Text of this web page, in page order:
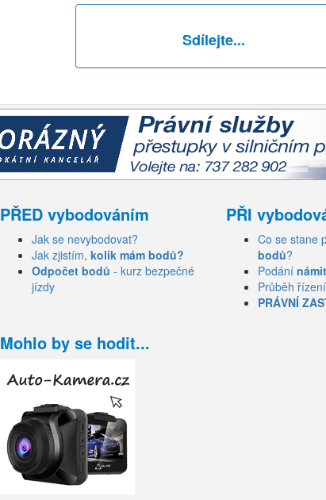
Sdílejte...
PŘED vybodováním
Jak se nevybodovat?
Jak zjistím, kolik mám bodů?
Odpočet bodů - kurz bezpečné
jízdy
PŘI
Co se stane
bodů?
Podání
Průběh
PRÁVNÍ
Mohlo by se hodit...